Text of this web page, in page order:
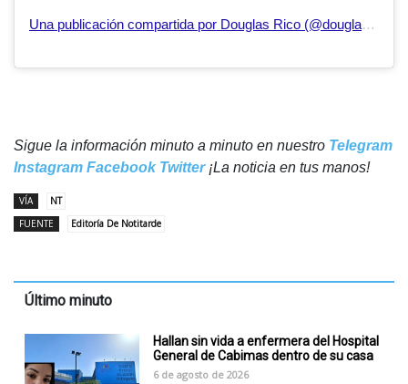
Una publicación compartida por Douglas Rico (@douglasricovzla)
Sigue la información minuto a minuto en nuestro Telegram
Instagram Facebook Twitter¡La noticia en tus manos!
VÍA
NT
FUENTE
Editoría De Notitarde
Último minuto
Hallan sin vida a enfermera del Hospital
General de Cabimas dentro de su casa
6 de agosto de 2026